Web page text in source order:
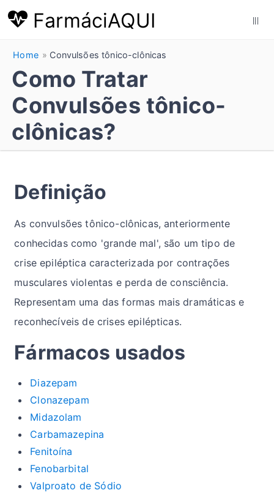
FarmáciAQUI
Home Convulsões tônico-clônicas
Como Tratar
Convulsões tônico-
clônicas?
Definição
As convulsões tônico-clônicas, anteriormente
conhecidas como 'grande mal', são um tipo de
crise epiléptica caracterizada por contrações
musculares violentas e perda de consciência.
Representam uma das formas mais dramáticas e
reconhecíveis de crises epilépticas.
Fármacos usados
Diazepam
Clonazepam
Midazolam
Carbamazepina
Fenitoína
Fenobarbital
Valproato de Sódio